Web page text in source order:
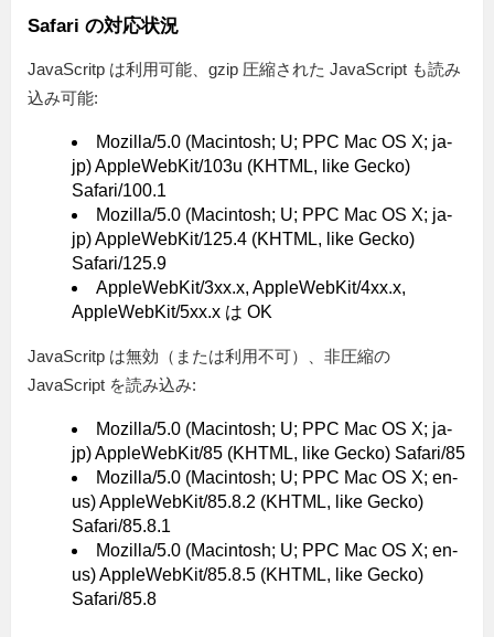
Safari の対応状況
JavaScritp は利用可能、gzip 圧縮された JavaScript も読み
込み可能:
Mozilla/5.0 (Macintosh; U; PPC Mac OS X; ja-
jp) AppleWebKit/103u (KHTML, like Gecko)
Safari/100.1
Mozilla/5.0 (Macintosh; U; PPC Mac OS X; ja-
jp) AppleWebKit/125.4 (KHTML, like Gecko)
Safari/125.9
AppleWebKit/3xx.x, AppleWebKit/4xx.x,
AppleWebKit/5xx.x は OK
JavaScritp は無効（または利用不可）、非圧縮の
JavaScript を読み込み:
Mozilla/5.0 (Macintosh; U; PPC Mac OS X; ja-
jp) AppleWebKit/85 (KHTML, like Gecko) Safari/85
Mozilla/5.0 (Macintosh; U; PPC Mac OS X; en-
us) AppleWebKit/85.8.2 (KHTML, like Gecko)
Safari/85.8.1
Mozilla/5.0 (Macintosh; U; PPC Mac OS X; en-
us) AppleWebKit/85.8.5 (KHTML, like Gecko)
Safari/85.8